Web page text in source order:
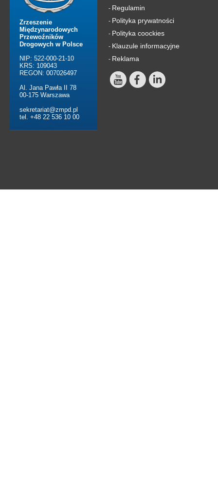
Zrzeszenie
Międzynarodowych
Przewoźników
Drogowych w Polsce
NIP: 522-000-21-10
KRS: 109043
REGON: 007026497
Al. Jana Pawła II 78
00-175 Warszawa
sekretariat@zmpd.pl
tel. +48 22 536 10 00
- Regulamin
- Polityka prywatności
- Polityka coockies
- Klauzule informacyjne
- Reklama